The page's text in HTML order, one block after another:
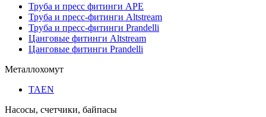
Труба и пресс фитинги APE
Труба и пресс-фитинги Altstream
Труба и пресс-фитинги Prandelli
Цанговые фитинги Altstream
Цанговые фитинги Prandelli
Металлохомут
TAEN
Насосы, счетчики, байпасы